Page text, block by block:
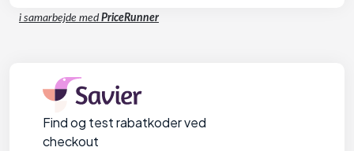
i samarbejde med PriceRunner
Find og test rabatkoder ved
checkout